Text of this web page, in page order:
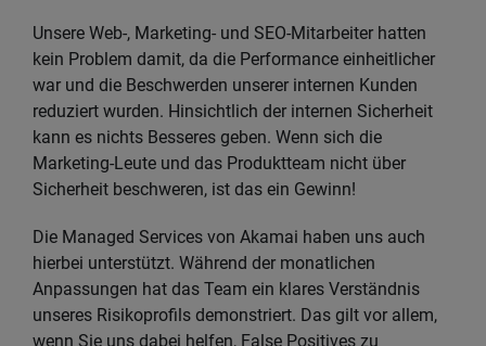
Unsere Web-, Marketing- und SEO‑Mitarbeiter hatten
kein Problem damit, da die Performance einheitlicher
war und die Beschwerden unserer internen Kunden
reduziert wurden. Hinsichtlich der internen Sicherheit
kann es nichts Besseres geben. Wenn sich die
Marketing-Leute und das Produktteam nicht über
Sicherheit beschweren, ist das ein Gewinn!
Die Managed Services von Akamai haben uns auch
hierbei unterstützt. Während der monatlichen
Anpassungen hat das Team ein klares Verständnis
unseres Risikoprofils demonstriert. Das gilt vor allem,
wenn Sie uns dabei helfen, False Positives zu